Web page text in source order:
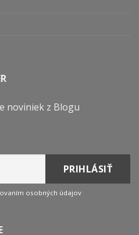
noviniek z Blogu
osobných údajov